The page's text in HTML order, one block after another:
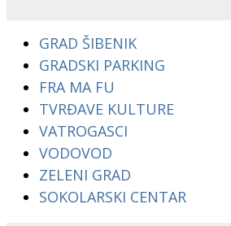
GRAD ŠIBENIK
GRADSKI PARKING
FRA MA FU
TVRĐAVE KULTURE
VATROGASCI
VODOVOD
ZELENI GRAD
SOKOLARSKI CENTAR